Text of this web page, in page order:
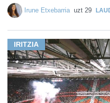
Irune Etxebarria uzt 29
IRITZIA